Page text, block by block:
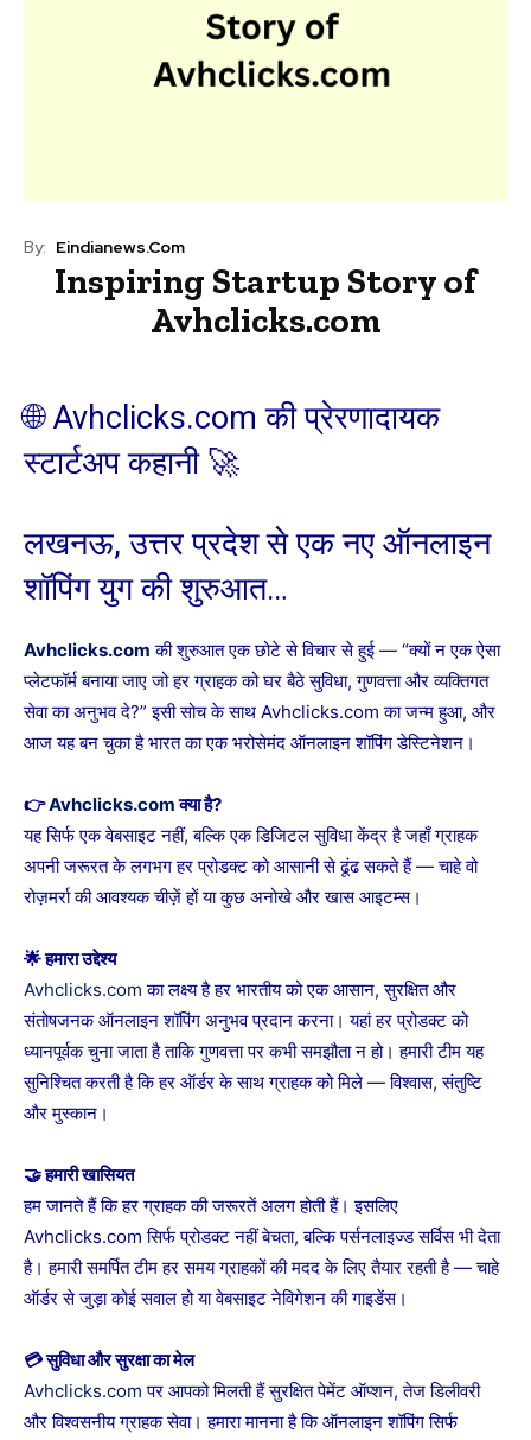
By: Eindianews.com
Inspiring Startup Story of
Avhclicks.com
🌐 Avhclicks.com की प्रेरणादायक
स्टार्टअप कहानी 🚀
लखनऊ, उत्तर प्रदेश से एक नए ऑनलाइन
शॉपिंग युग की शुरुआत…
Avhclicks.com की शुरुआत एक छोटे से विचार से हुई — “क्यों न एक ऐसा
प्लेटफॉर्म बनाया जाए जो हर ग्राहक को घर बैठे सुविधा, गुणवत्ता और व्यक्तिगत
सेवा का अनुभव दे?” इसी सोच के साथ Avhclicks.com का जन्म हुआ, और
आज यह बन चुका है भारत का एक भरोसेमंद ऑनलाइन शॉपिंग डेस्टिनेशन।
👉Avhclicks.comक्या है?
यह सिर्फ एक वेबसाइट नहीं, बल्कि एक डिजिटल सुविधा केंद्र है जहाँ ग्राहक
अपनी जरूरत के लगभग हर प्रोडक्ट को आसानी से ढूंढ सकते हैं — चाहे वो
रोज़मर्रा की आवश्यक चीज़ें हों या कुछ अनोखे और खास आइटम्स।
🌟 हमारा उद्देश्य
Avhclicks.com का लक्ष्य है हर भारतीय को एक आसान, सुरक्षित और
संतोषजनक ऑनलाइन शॉपिंग अनुभव प्रदान करना। यहां हर प्रोडक्ट को
ध्यानपूर्वक चुना जाता है ताकि गुणवत्ता पर कभी समझौता न हो। हमारी टीम यह
सुनिश्चित करती है कि हर ऑर्डर के साथ ग्राहक को मिले — विश्वास, संतुष्टि
और मुस्कान।
🤝 हमारी खासियत
हम जानते हैं कि हर ग्राहक की जरूरतें अलग होती हैं। इसलिए
Avhclicks.com सिर्फ प्रोडक्ट नहीं बेचता, बल्कि पर्सनलाइज्ड सर्विस भी देता
है। हमारी समर्पित टीम हर समय ग्राहकों की मदद के लिए तैयार रहती है — चाहे
ऑर्डर से जुड़ा कोई सवाल हो या वेबसाइट नेविगेशन की गाइडेंस।
💳 सुविधा और सुरक्षा का मेल
Avhclicks.com पर आपको मिलती हैं सुरक्षित पेमेंट ऑप्शन, तेज डिलीवरी
और विश्वसनीय ग्राहक सेवा। हमारा मानना है कि ऑनलाइन शॉपिंग सिर्फ